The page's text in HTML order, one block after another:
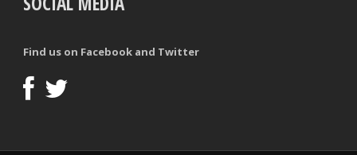
Find us on Facebook and Twitter